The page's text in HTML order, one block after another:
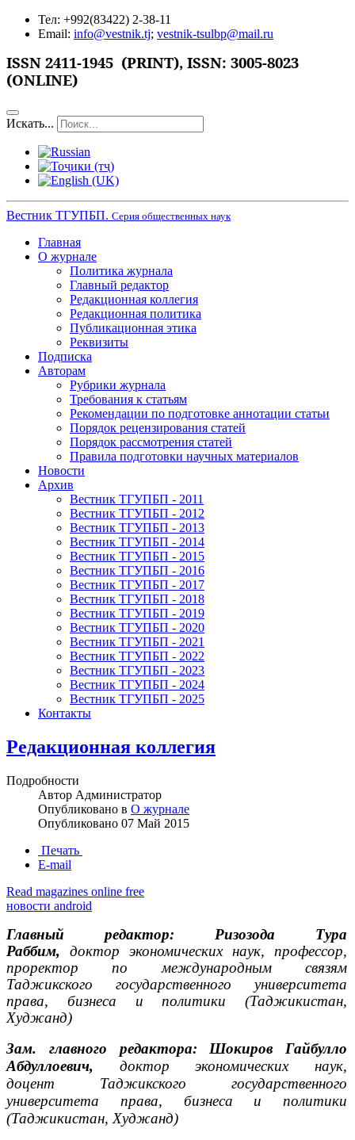
Тел: +992(83422) 2-38-11
Email: info@vestnik.tj; vestnik-tsulbp@mail.ru
ISSN 2411-1945 (PRINT), ISSN: 3005-8023
(ONLINE)
Искать...
Вестник ТГУПБП. Серия общественных наук
Главная
О журнале
Политика журнала
Главный редактор
Редакционная коллегия
Редакционная политика
Публикационная этика
Реквизиты
Подписка
Авторам
Рубрики журнала
Требования к статьям
Рекомендации по подготовке аннотации статьи
Порядок рецензирования статей
Порядок рассмотрения статей
Правила подготовки научных материалов
Новости
Архив
Вестник ТГУПБП - 2011
Вестник ТГУПБП - 2012
Вестник ТГУПБП - 2013
Вестник ТГУПБП - 2014
Вестник ТГУПБП - 2015
Вестник ТГУПБП - 2016
Вестник ТГУПБП - 2017
Вестник ТГУПБП - 2018
Вестник ТГУПБП - 2019
Вестник ТГУПБП - 2020
Вестник ТГУПБП - 2021
Вестник ТГУПБП - 2022
Вестник ТГУПБП - 2023
Вестник ТГУПБП - 2024
Вестник ТГУПБП - 2025
Контакты
Редакционная коллегия
Подробности
Автор Администратор
Опубликовано в О журнале
Опубликовано 07 Май 2015
Печать
E-mail
Read magazines online free
новости android
Главный редактор:
Ризозода Тура
Раббим, доктор экономических наук, профессор,
проректор по международным связям
Таджикского государственного университета
права, бизнеса и политики (Таджикистан,
Худжанд)
Зам. главного редактора: Шокиров Гайбулло
Абдуллоевич, доктор экономических наук,
доцент Таджикского государственного
университета права, бизнеса и политики
(Таджикистан, Худжанд)